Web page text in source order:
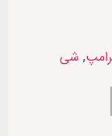
, شی